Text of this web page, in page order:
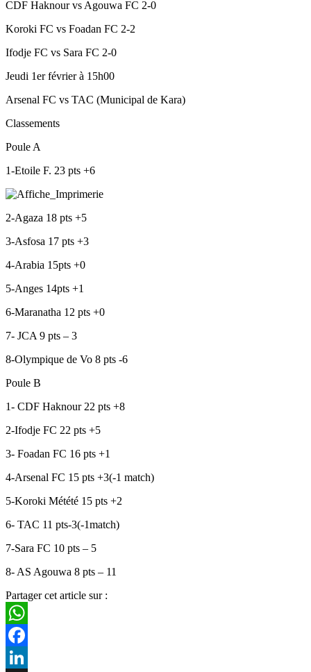
CDF Haknour vs Agouwa FC 2-0
Koroki FC vs Foadan FC 2-2
Ifodje FC vs Sara FC 2-0
Jeudi 1er février à 15h00
Arsenal FC vs TAC (Municipal de Kara)
Classements
Poule A
1-Etoile F. 23 pts +6
2-Agaza 18 pts +5
3-Asfosa 17 pts +3
4-Arabia 15pts +0
5-Anges 14pts +1
6-Maranatha 12 pts +0
7- JCA 9 pts – 3
8-Olympique de Vo 8 pts -6
Poule B
1- CDF Haknour 22 pts +8
2-Ifodje FC 22 pts +5
3- Foadan FC 16 pts +1
4-Arsenal FC 15 pts +3(-1 match)
5-Koroki Métété 15 pts +2
6- TAC 11 pts-3(-1match)
7-Sara FC 10 pts – 5
8- AS Agouwa 8 pts – 11
Partager cet article sur :
WhatsApp
Facebook